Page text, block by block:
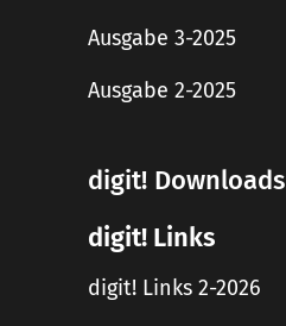
Ausgabe 3-2025
Ausgabe 2-2025
digit! Downloads
digit! Links
digit! Links 2-2026